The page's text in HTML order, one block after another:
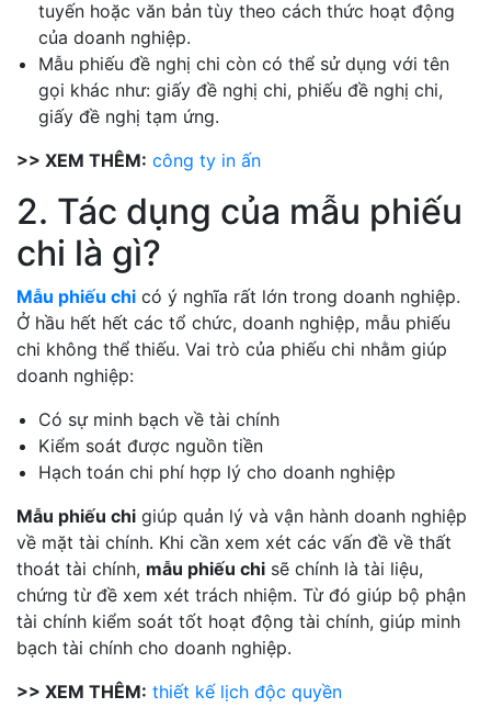
tuyến hoặc văn bản tùy theo cách thức hoạt động
của doanh nghiệp.
Mẫu phiếu đề nghị chi còn có thể sử dụng với tên
gọi khác như: giấy đề nghị chi, phiếu đề nghị chi,
giấy đề nghị tạm ứng.
>> XEM THÊM: công ty in ấn
2. Tác dụng của mẫu phiếu
chi là gì?
Mẫu phiếu chi có ý nghĩa rất lớn trong doanh nghiệp.
Ở hầu hết hết các tổ chức, doanh nghiệp, mẫu phiếu
chi không thể thiếu. Vai trò của phiếu chi nhằm giúp
doanh nghiệp:
Có sự minh bạch về tài chính
Kiểm soát được nguồn tiền
Hạch toán chi phí hợp lý cho doanh nghiệp
Mẫu phiếu chi giúp quản lý và vận hành doanh nghiệp
về mặt tài chính. Khi cần xem xét các vấn đề về thất
thoát tài chính, mẫu phiếu chi sẽ chính là tài liệu,
chứng từ đề xem xét trách nhiệm. Từ đó giúp bộ phận
tài chính kiểm soát tốt hoạt động tài chính, giúp minh
bạch tài chính cho doanh nghiệp.
>> XEM THÊM: thiết kế lịch độc quyền